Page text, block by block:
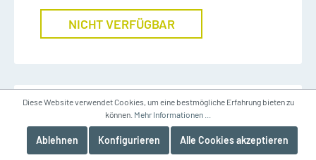
NICHT VERFÜGBAR
Diese Website verwendet Cookies, um eine bestmögliche Erfahrung bieten zu
können. Mehr Informationen ...
Ablehnen Konfigurieren Alle Cookies akzeptieren